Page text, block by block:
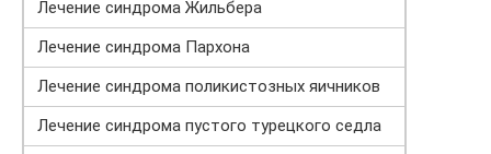
Лечение синдрома Жильбера
Лечение синдрома Пархона
Лечение синдрома поликистозных яичников
Лечение синдрома пустого турецкого седла